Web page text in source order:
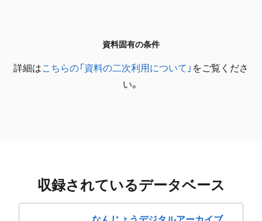
資料固有の条件
詳細はこちらの「資料の二次利用について」 をご覧くださ
い。
収録されているデータベース